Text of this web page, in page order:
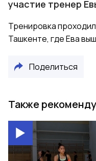
участие тренер
Тренировка
Ташкенте, где Ева
Поделиться
Также